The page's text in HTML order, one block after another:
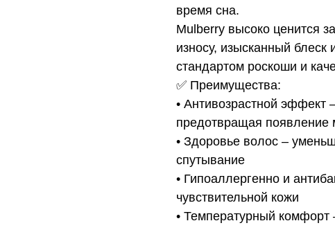
время сна.
Mulberry высоко ценится
износу, изысканный блеск
стандартом роскоши и
✅ Преимущества:
• Антивозрастной эффект
предотвращая появление
• Здоровье волос –
спутывание
• Гипоаллергенно и
чувствительной кожи
• Температурный комфорт